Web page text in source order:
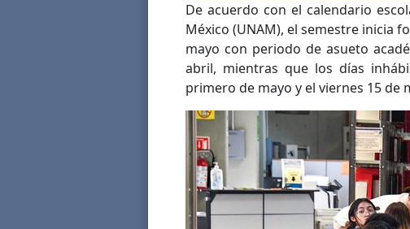
De acuerdo con el calendario
México (UNAM), el semestre inicia
mayo con periodo de asueto
abril, mientras que los días
primero de mayo y el viernes 15 de